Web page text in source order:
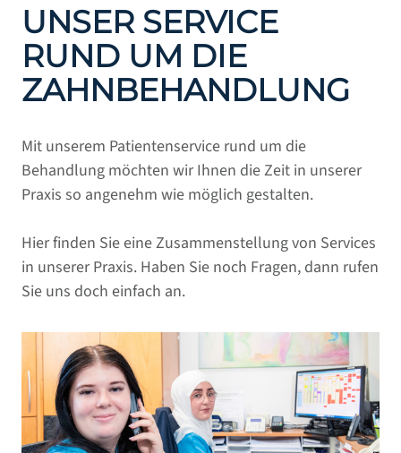
UNSER SERVICE
RUND UM DIE
ZAHNBEHANDLUNG
Mit unserem Patientenservice rund um die
Behandlung möchten wir Ihnen die Zeit in unserer
Praxis so angenehm wie möglich gestalten.
Hier finden Sie eine Zusammenstellung von Services
in unserer Praxis. Haben Sie noch Fragen, dann rufen
Sie uns doch einfach an.